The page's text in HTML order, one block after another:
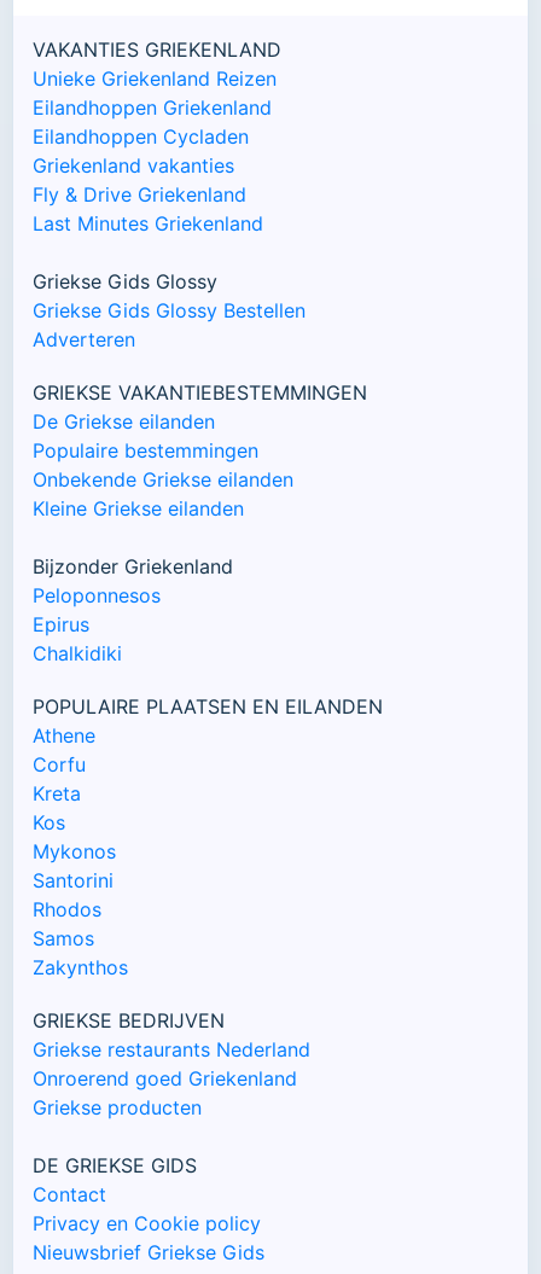
VAKANTIES GRIEKENLAND
Unieke Griekenland Reizen
Eilandhoppen Griekenland
Eilandhoppen Cycladen
Griekenland vakanties
Fly & Drive Griekenland
Last Minutes Griekenland
Griekse Gids Glossy
Griekse Gids Glossy Bestellen
Adverteren
GRIEKSE VAKANTIEBESTEMMINGEN
De Griekse eilanden
Populaire bestemmingen
Onbekende Griekse eilanden
Kleine Griekse eilanden
Bijzonder Griekenland
Peloponnesos
Epirus
Chalkidiki
POPULAIRE PLAATSEN EN EILANDEN
Athene
Corfu
Kreta
Kos
Mykonos
Santorini
Rhodos
Samos
Zakynthos
GRIEKSE BEDRIJVEN
Griekse restaurants Nederland
Onroerend goed Griekenland
Griekse producten
DE GRIEKSE GIDS
Contact
Privacy en Cookie policy
Nieuwsbrief Griekse Gids